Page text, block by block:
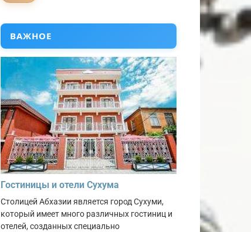
ВАЖНОЕ
Гостиницы и отели Сухума
Столицей Абхазии является город Сухуми,
который имеет много различных гостиниц и
отелей, созданных специально